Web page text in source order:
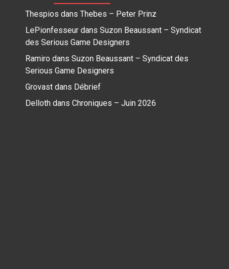
Thespios dans Thebes – Peter Prinz
LePionfesseur dans Suzon Beaussant – Syndicat
des Serious Game Designers
Ramiro dans Suzon Beaussant – Syndicat des
Serious Game Designers
Grovast dans Débrief
Delloth dans Chroniques – Juin 2026